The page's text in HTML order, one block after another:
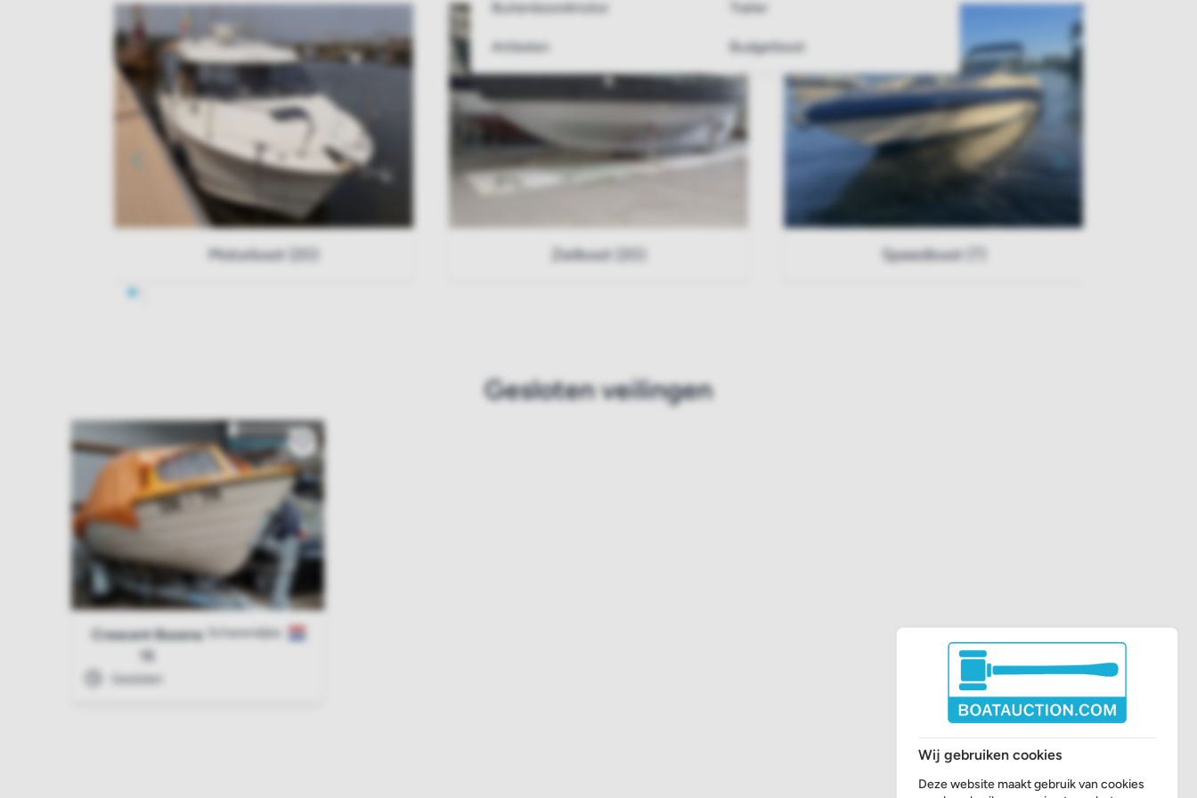
Buitenboordmotor Trailer
Artikelen Budgetboot
Motorboot (20) Zeilboot (20) Speedboot (7)
Gesloten veilingen
Crescent Bozena
15
Scharendijke
Gesloten
Wij gebruiken cookies
Deze website maakt gebruik van cookies